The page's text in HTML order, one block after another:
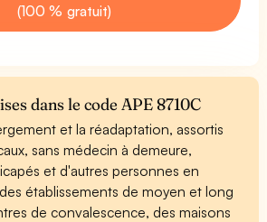
(100 % gratuit)
dans le code APE 8710C
et la réadaptation, assortis
sans médecin à demeure,
et d'autres personnes en
établissements de moyen et long
de convalescence, des maisons